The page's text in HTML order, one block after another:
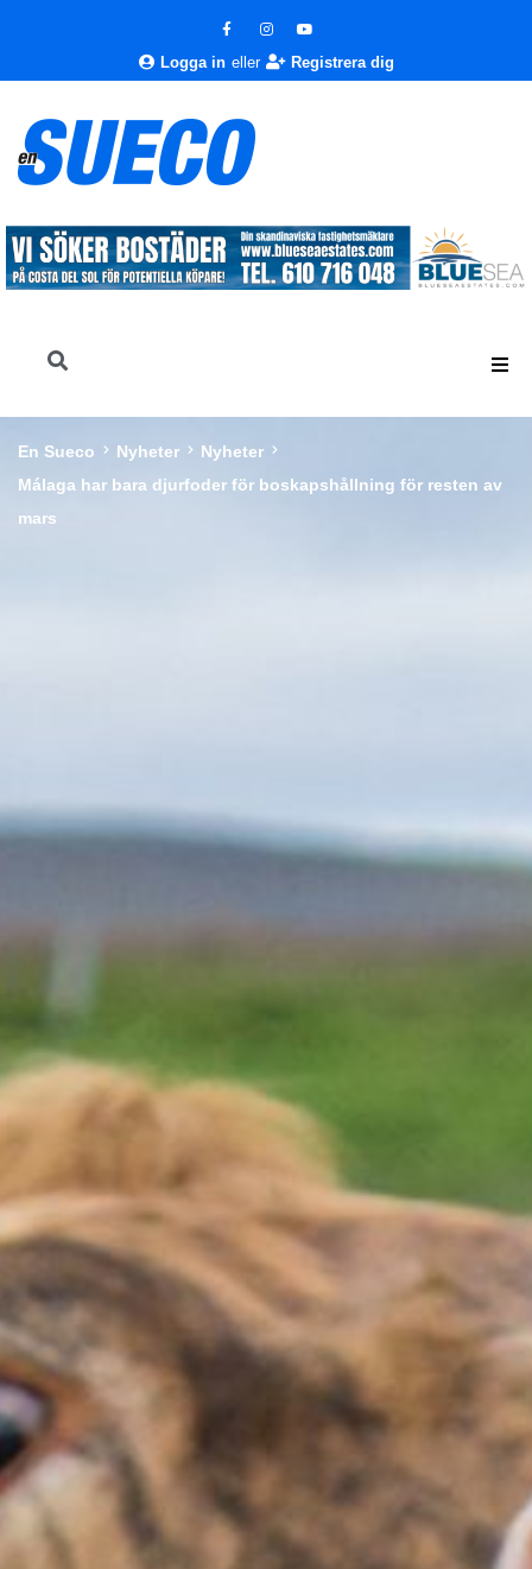
Logga in eller Registrera dig
En Sueco Nyheter
Nyheter
Málaga har bara djurfoder för boskapshållning för resten av
mars